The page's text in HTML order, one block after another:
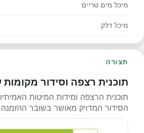
מיכל מים טריים
מיכל דלק
תצורה
תוכנית רצפה וסידור מקומות
תוכנית הרצפה ומידות המיטות
הסידור המדויק מאושר בשובר